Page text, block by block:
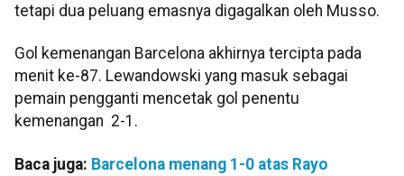
tetapi dua peluang emasnya digagalkan oleh Musso.
Gol kemenangan Barcelona akhirnya tercipta pada
menit ke-87. Lewandowski yang masuk sebagai
pemain pengganti mencetak gol penentu
kemenangan 2-1.
Baca juga: Barcelona menang 1-0 atas Rayo